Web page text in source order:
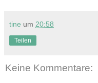
tine um 20:58
Teilen
Keine Kommentare: